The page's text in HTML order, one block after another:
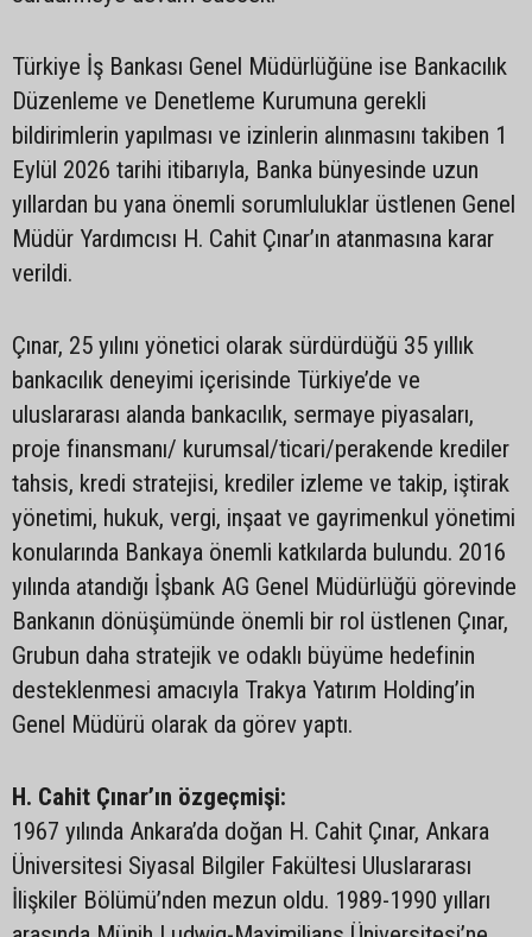
Türkiye İş Bankası Genel Müdürlüğüne ise Bankacılık
Düzenleme ve Denetleme Kurumuna gerekli
bildirimlerin yapılması ve izinlerin alınmasını takiben 1
Eylül 2026 tarihi itibarıyla, Banka bünyesinde uzun
yıllardan bu yana önemli sorumluluklar üstlenen Genel
Müdür Yardımcısı H. Cahit Çınar’ın atanmasına karar
verildi.
Çınar, 25 yılını yönetici olarak sürdürdüğü 35 yıllık
bankacılık deneyimi içerisinde Türkiye’de ve
uluslararası alanda bankacılık, sermaye piyasaları,
proje finansmanı/ kurumsal/ticari/perakende krediler
tahsis, kredi stratejisi, krediler izleme ve takip, iştirak
yönetimi, hukuk, vergi, inşaat ve gayrimenkul yönetimi
konularında Bankaya önemli katkılarda bulundu. 2016
yılında atandığı İşbank AG Genel Müdürlüğü görevinde
Bankanın dönüşümünde önemli bir rol üstlenen Çınar,
Grubun daha stratejik ve odaklı büyüme hedefinin
desteklenmesi amacıyla Trakya Yatırım Holding’in
Genel Müdürü olarak da görev yaptı.
H. Cahit Çınar’ın özgeçmişi:
1967 yılında Ankara’da doğan H. Cahit Çınar, Ankara
Üniversitesi Siyasal Bilgiler Fakültesi Uluslararası
İlişkiler Bölümü’nden mezun oldu. 1989-1990 yılları